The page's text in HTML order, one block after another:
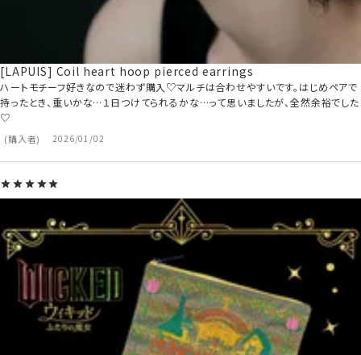
[LAPUIS] Coil heart hoop pierced earrings
購入者 2026/01/02
ハートモチーフ好きなので迷わず購入♡マルチは合わせやすいです。はじめペアで
持ったとき、重いかな…１日つけてられるかな…って思いましたが、全然余裕でした
♡